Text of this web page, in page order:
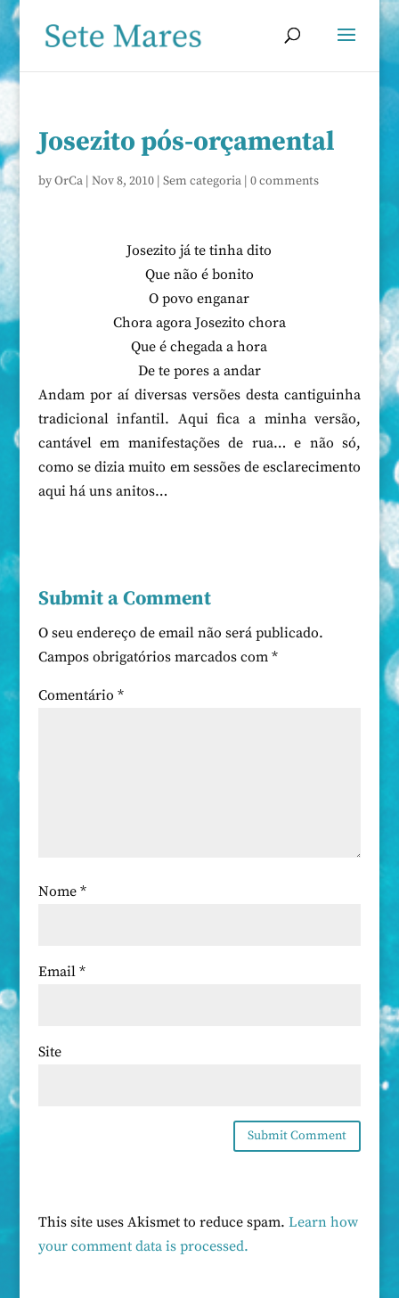
Josezito pós-orçamental
byOrCa| Nov 8, 2010| Sem categoria| 0 comments
Josezito já te tinha dito
Que não é bonito
O povo enganar
Chora agora Josezito chora
Que é chegada a hora
De te pores a andar
Andam por aí diversas versões desta cantiguinha
tradicional infantil. Aqui fica a minha versão,
cantável em manifestações de rua… e não só,
como se dizia muito em sessões de esclarecimento
aqui há uns anitos…
Submit a Comment
O seu endereço de email não será publicado.
Campos obrigatórios marcados com *
Comentário *
Nome *
Email *
Site
This site uses Akismet to reduce spam. Learn how
your comment data is processed.